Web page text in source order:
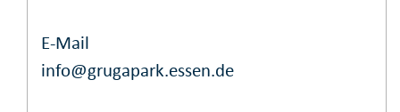
E-Mail
info@grugapark.essen.de